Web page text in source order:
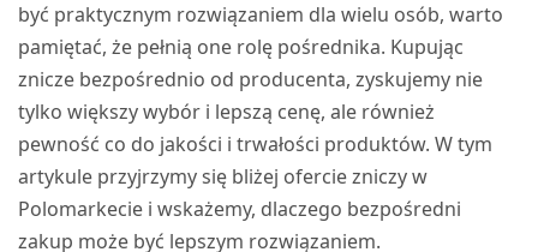
być praktycznym rozwiązaniem dla wielu osób, warto
pamiętać, że pełnią one rolę pośrednika. Kupując
znicze bezpośrednio od producenta, zyskujemy nie
tylko większy wybór i lepszą cenę, ale również
pewność co do jakości i trwałości produktów. W tym
artykule przyjrzymy się bliżej ofercie zniczy w
Polomarkecie i wskażemy, dlaczego bezpośredni
zakup może być lepszym rozwiązaniem.